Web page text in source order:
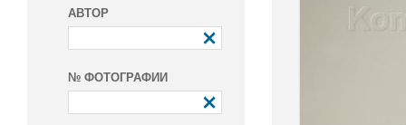
АВТОР
№ ФОТОГРАФИИ